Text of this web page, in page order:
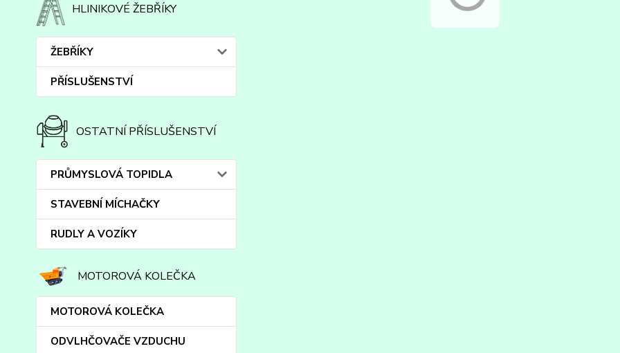
HLINIKOVÉ ŽEBŘÍKY
ŽEBŘÍKY
PŘÍSLUŠENSTVÍ
OSTATNÍ PŘÍSLUŠENSTVÍ
PRŮMYSLOVÁ TOPIDLA
STAVEBNÍ MÍCHAČKY
RUDLY A VOZÍKY
MOTOROVÁ KOLEČKA
MOTOROVÁ KOLEČKA
ODVLHČOVAČE VZDUCHU